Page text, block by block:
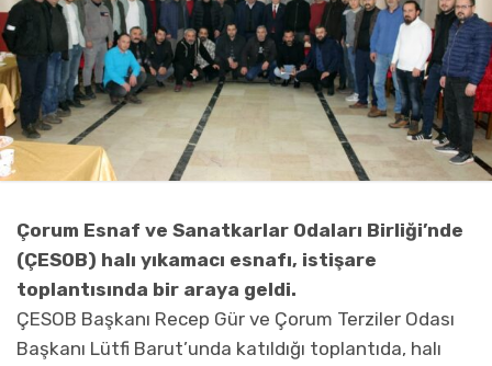
Çorum Esnaf ve Sanatkarlar Odaları Birliği’nde
(ÇESOB) halı yıkamacı esnafı, istişare
toplantısında bir araya geldi.
ÇESOB Başkanı Recep Gür ve Çorum Terziler Odası
Başkanı Lütfi Barut’unda katıldığı toplantıda, halı